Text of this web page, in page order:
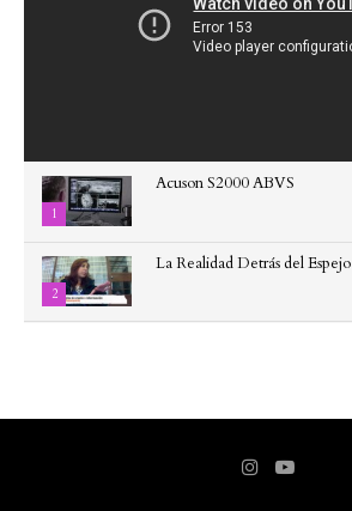
1
Acuson S2000 ABVS
2
La Realidad Detrás del Espejo